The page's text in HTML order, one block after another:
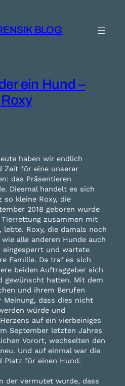
BLOG
ein Hund –
haben wir endlich
Zeit für eine unserer
das Präsentieren
Diesmal handelt es sich
kleine Roxy, die
2018 geboren wurde
zusammen mit
lebte. Roxy, die damals noch
alle anderen Hunde auch
eingesperrt und wartete
Familie. Da traf es sich
beiden Auftraggeber sich
gewünscht hatten. Mit dem
und ihrem Berufen
Meinung, dass dies nicht
würde und
auf ein vierbeiniges
September letzten Jahres
Vorort, wechselten den
Und auf einmal war die
Platz für einen Hund.
der vermutet wurde, dass